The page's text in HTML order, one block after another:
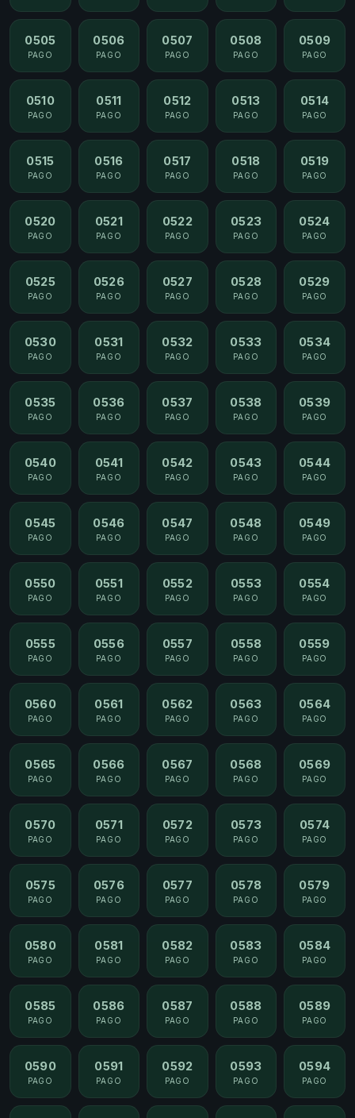
0505
PAGO
0506
PAGO
0507
PAGO
0508
PAGO
0509
PAGO
0510
PAGO
0511
PAGO
0512
PAGO
0513
PAGO
0514
PAGO
0515
PAGO
0516
PAGO
0517
PAGO
0518
PAGO
0519
PAGO
0520
PAGO
0521
PAGO
0522
PAGO
0523
PAGO
0524
PAGO
0525
PAGO
0526
PAGO
0527
PAGO
0528
PAGO
0529
PAGO
0530
PAGO
0531
PAGO
0532
PAGO
0533
PAGO
0534
PAGO
0535
PAGO
0536
PAGO
0537
PAGO
0538
PAGO
0539
PAGO
0540
PAGO
0541
PAGO
0542
PAGO
0543
PAGO
0544
PAGO
0545
PAGO
0546
PAGO
0547
PAGO
0548
PAGO
0549
PAGO
0550
PAGO
0551
PAGO
0552
PAGO
0553
PAGO
0554
PAGO
0555
PAGO
0556
PAGO
0557
PAGO
0558
PAGO
0559
PAGO
0560
PAGO
0561
PAGO
0562
PAGO
0563
PAGO
0564
PAGO
0565
PAGO
0566
PAGO
0567
PAGO
0568
PAGO
0569
PAGO
0570
PAGO
0571
PAGO
0572
PAGO
0573
PAGO
0574
PAGO
0575
PAGO
0576
PAGO
0577
PAGO
0578
PAGO
0579
PAGO
0580
PAGO
0581
PAGO
0582
PAGO
0583
PAGO
0584
PAGO
0585
PAGO
0586
PAGO
0587
PAGO
0588
PAGO
0589
PAGO
0590
PAGO
0591
PAGO
0592
PAGO
0593
PAGO
0594
PAGO